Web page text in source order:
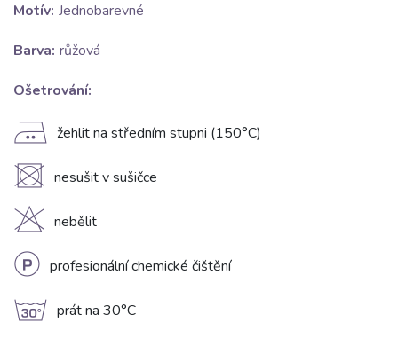
Motív: Jednobarevné
Barva: růžová
Ošetrování:
E žehlit na středním stupni (150°C)
U nesušit v sušičce
H nebělit
L profesionální chemické čištění
g prát na 30°C